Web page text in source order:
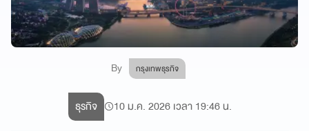
By กรุงเทพธุรกิจ
ธุรกิจ 10 ม.ค. 2026 เวลา 19:46 น.